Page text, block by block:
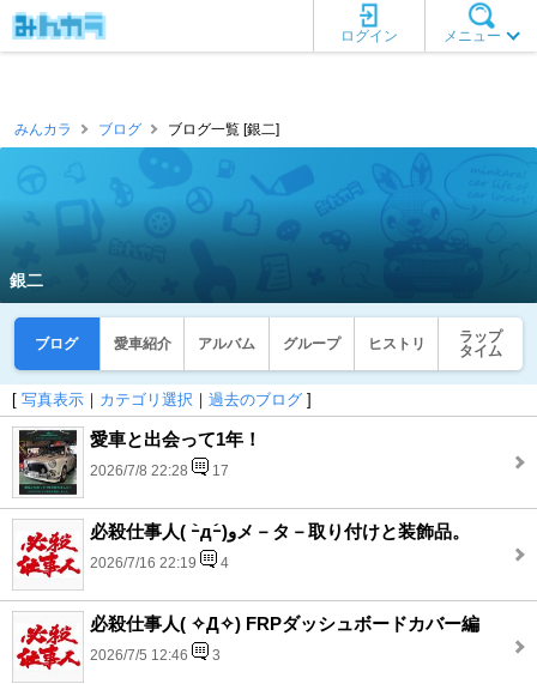
メニュー
ログイン
みんカラ ブログ ブログ一覧 [銀二]
銀二
ブログ 愛車紹介 アルバム グループ ヒストリ
ラップ
タイム
[ 写真表示 ｜ カテゴリ選択 ｜ 過去のブログ ]
愛車と出会って1年！
2026/7/8 22:28 17
必殺仕事人( ｰ̀дｰ́)وメ－タ－取り付けと装飾品。
2026/7/16 22:19 4
必殺仕事人( ✧Д✧) FRPダッシュボードカバー編
2026/7/5 12:46 3